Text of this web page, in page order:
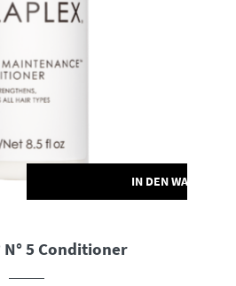
IN DEN WARENKORB
N° 5 Conditioner